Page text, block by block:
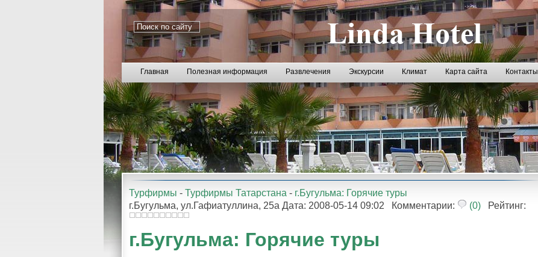
Главная Полезная информация Развлечения Экскурсии Климат Карта сайта Контакты
Турфирмы - Турфирмы Татарстана - г.Бугульма: Горячие туры
г.Бугульма, ул.Гафиатуллина, 25а Дата: 2008-05-14 09:02 Комментарии:
(0) Рейтинг:
г.Бугульма: Горячие туры